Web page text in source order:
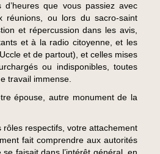
que vous passiez avec
réunions, ou lors du sacro-saint
et répercussion dans les avis,
et à la radio citoyenne, et les
et de partout), et celles mises
ou indisponibles, toutes
travail immense.
épouse, autre monument de la
respectifs, votre attachement
fait comprendre aux autorités